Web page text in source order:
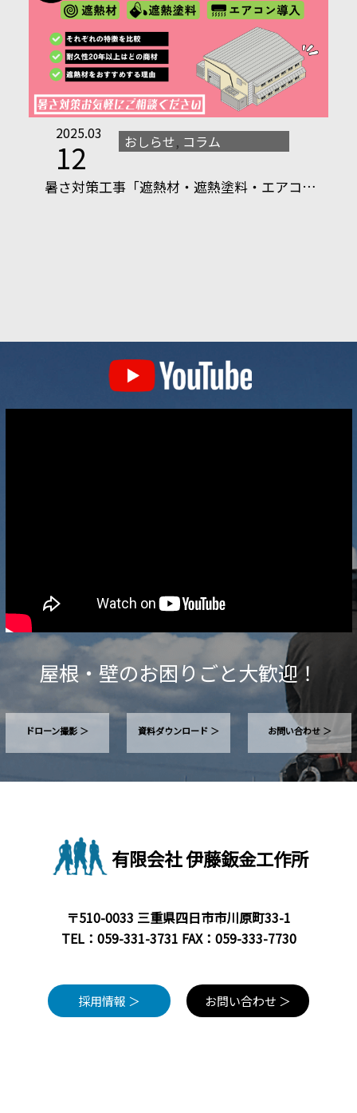
2025.03
12 おしらせ, コラム
暑さ対策工事「遮熱材・遮熱塗料・エアコ…
屋根・壁のお困りごと大歓迎！
ドローン撮影 ＞ 資料ダウンロード ＞ お問い合わせ ＞
有限会社 伊藤鈑金工作所
〒510-0033 三重県四日市市川原町33-1
TEL： 059-331-3731 FAX：059-333-7730
採用情報 ＞ お問い合わせ ＞